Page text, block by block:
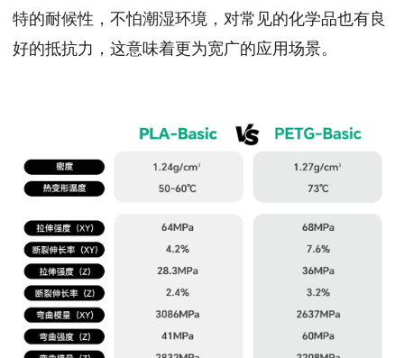
特的耐候性，不怕潮湿环境，对常见的化学品也有良
好的抵抗力，这意味着更为宽广的应用场景。